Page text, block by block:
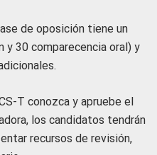
de oposición tiene un
y 30 comparecencia oral) y
T conozca y apruebe el
los candidatos tendrán
recursos de revisión,